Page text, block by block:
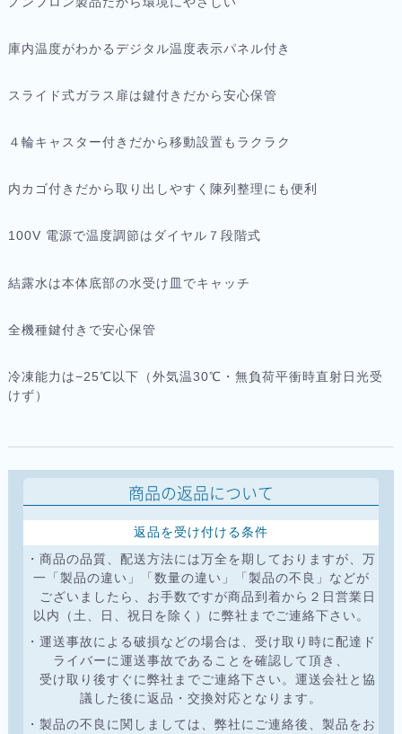
庫内温度がわかるデジタル温度表示パネル付き
スライド式ガラス扉は鍵付きだから安心保管
４輪キャスター付きだから移動設置もラクラク
内カゴ付きだから取り出しやすく陳列整理にも便利
100V 電源で温度調節はダイヤル７段階式
結露水は本体底部の水受け皿でキャッチ
全機種鍵付きで安心保管
冷凍能力は−25℃以下（外気温30℃・無負荷平衝時直射日光受
けず）
商品の返品について
返品を受け付ける条件
・商品の品質、配送方法には万全を期しておりますが、万
一「製品の違い」「数量の違い」「製品の不良」などが
ございましたら、お手数ですが商品到着から２日営業日
以内（土、日、祝日を除く）に弊社までご連絡下さい。
・運送事故による破損などの場合は、受け取り時に配達ド
ライバーに運送事故であることを確認して頂き、
受け取り後すぐに弊社までご連絡下さい。運送会社と協
議した後に返品・交換対応となります。
・製品の不良に関しましては、弊社にご連絡後、製品をお